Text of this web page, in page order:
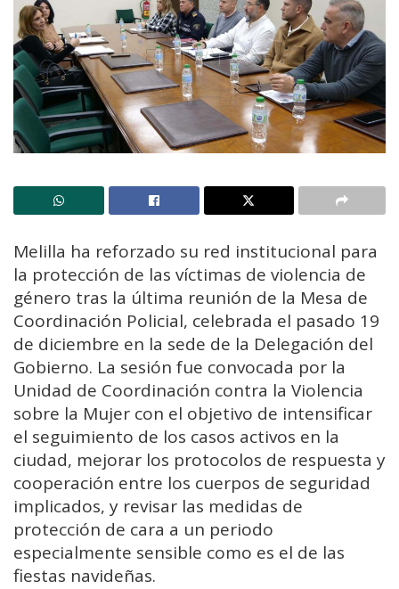
Melilla ha reforzado su red institucional para
la protección de las víctimas de violencia de
género tras la última reunión de la Mesa de
Coordinación Policial, celebrada el pasado 19
de diciembre en la sede de la Delegación del
Gobierno. La sesión fue convocada por la
Unidad de Coordinación contra la Violencia
sobre la Mujer con el objetivo de intensificar
el seguimiento de los casos activos en la
ciudad, mejorar los protocolos de respuesta y
cooperación entre los cuerpos de seguridad
implicados, y revisar las medidas de
protección de cara a un periodo
especialmente sensible como es el de las
fiestas navideñas.